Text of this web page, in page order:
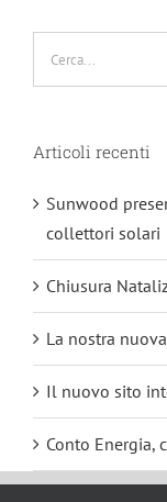
Articoli recenti
Sunwood
collettori solari
Chiusura
La nostra
Il nuovo sito
Conto Energia,